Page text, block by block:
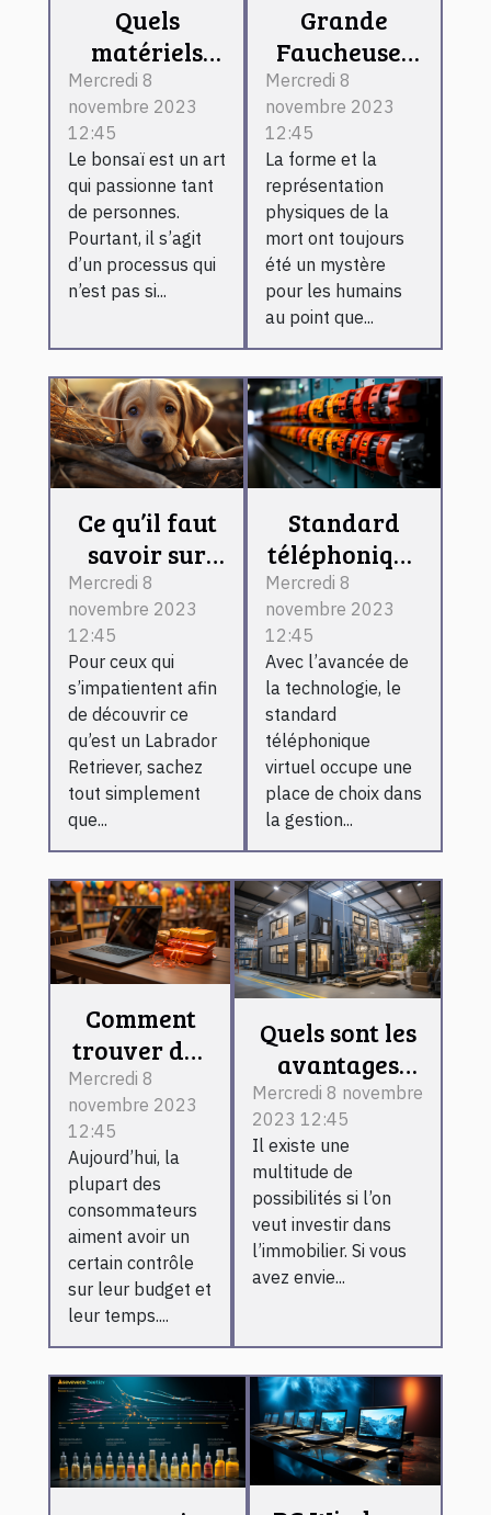
Quels
matériels
pour réaliser
un bonsaï ?
Mercredi 8
novembre 2023
12:45
Le bonsaï est un art
qui passionne tant
de personnes.
Pourtant, il s’agit
d’un processus qui
n’est pas si...
Grande
Faucheuse :
que retenir ?
Mercredi 8
novembre 2023
12:45
La forme et la
représentation
physiques de la
mort ont toujours
été un mystère
pour les humains
au point que...
Ce qu’il faut
savoir sur
Labrador
Retriever
Mercredi 8
novembre 2023
12:45
Pour ceux qui
s’impatientent afin
de découvrir ce
qu’est un Labrador
Retriever, sachez
tout simplement
que...
Standard
téléphonique
virtuel :
l’essentiel de
ce qu’il faut
retenir !
Mercredi 8
novembre 2023
12:45
Avec l’avancée de
la technologie, le
standard
téléphonique
virtuel occupe une
place de choix dans
la gestion...
Comment
trouver des
meilleurs
bons plans
sur
internet ?
Mercredi 8
novembre 2023
12:45
Aujourd’hui, la
plupart des
consommateurs
aiment avoir un
certain contrôle
sur leur budget et
leur temps....
Quels sont les
avantages
d’investir
dans les
bâtiments
préfabriqués ?
Mercredi 8 novembre
2023 12:45
Il existe une
multitude de
possibilités si l’on
veut investir dans
l’immobilier. Si vous
avez envie...